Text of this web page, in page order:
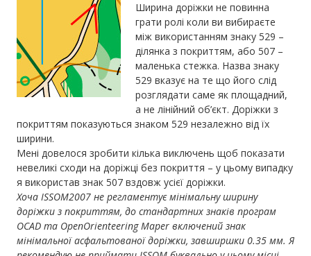
Ширина доріжки не повинна
грати ролі коли ви вибираєте
між використанням знаку 529 –
ділянка з покриттям, або 507 –
маленька стежка. Назва знаку
529 вказує на те що його слід
розглядати саме як площадний,
а не лінійний об’єкт. Доріжки з
покриттям показуються знаком 529 незалежно від їх
ширини.
Мені довелося зробити кілька виключень щоб показати
невеликі сходи на доріжці без покриття – у цьому випадку
я використав знак 507 вздовж усієї доріжки.
Хоча ISSOM2007 не регламентує мінімальну ширину
доріжки з покриттям, до стандартних знаків програм
OCAD та OpenOrienteering Maper включений знак
мінімальної асфальтованої доріжки, завширшки 0.35 мм. Я